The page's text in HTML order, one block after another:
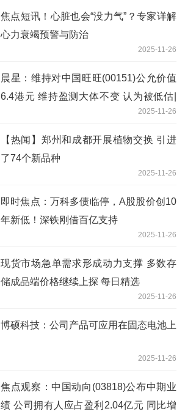
焦点短讯！心脏也会“没力气”？专家详解
心力衰竭预警与防治
2025-11-26
晨星：维持对中国旺旺(00151)公允价值
6.4港元 维持盈测大体不变 认为被低估|
2025-11-26
【热闻】郑州和成都开展植物交换 引进
了74个新品种
2025-11-26
即时焦点：万科多债临停，A股股价创10
年新低！深铁刚借百亿支持
2025-11-26
现货市场急单需求形成动力支撑 多数存
储成品端价格继续上探 每日精选
2025-11-26
博硕科技：公司产品可应用在固态电池上
2025-11-26
焦点观察：中国动向(03818)公布中期业
绩 公司拥有人应占盈利2.04亿元 同比增